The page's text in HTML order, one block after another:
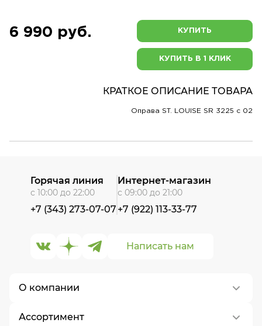
6 990 руб. КУПИТЬ
КУПИТЬ В 1 КЛИК
КРАТКОЕ ОПИСАНИЕ ТОВАРА
Оправа ST. LOUISE SR 3225 c 02
О компании
О нас
Ассортимент
Написать нам
Горячая линия
с 10:00 до 22:00
+7 (343) 273-07-07
Интернет-магазин
с 09:00 до 21:00
+7 (922) 113-33-77